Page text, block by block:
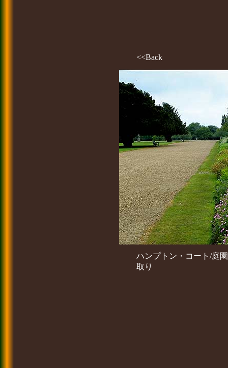
<<Back
ハンプトン・コート/庭
取り